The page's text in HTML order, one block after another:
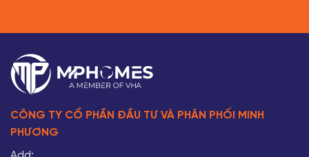
CÔNG TY CỔ PHẦN ĐẦU TƯ VÀ PHÂN PHỐI MINH